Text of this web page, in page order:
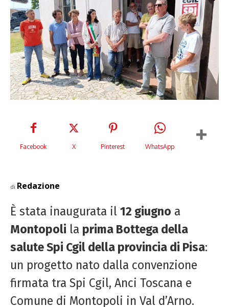
Facebook X Pinterest WhatsApp
di Redazione
È stata inaugurata il 12 giugno a
Montopoli la prima Bottega della
salute Spi Cgil della provincia di Pisa:
un progetto nato dalla convenzione
firmata tra Spi Cgil, Anci Toscana e
Comune di Montopoli in Val d’Arno.